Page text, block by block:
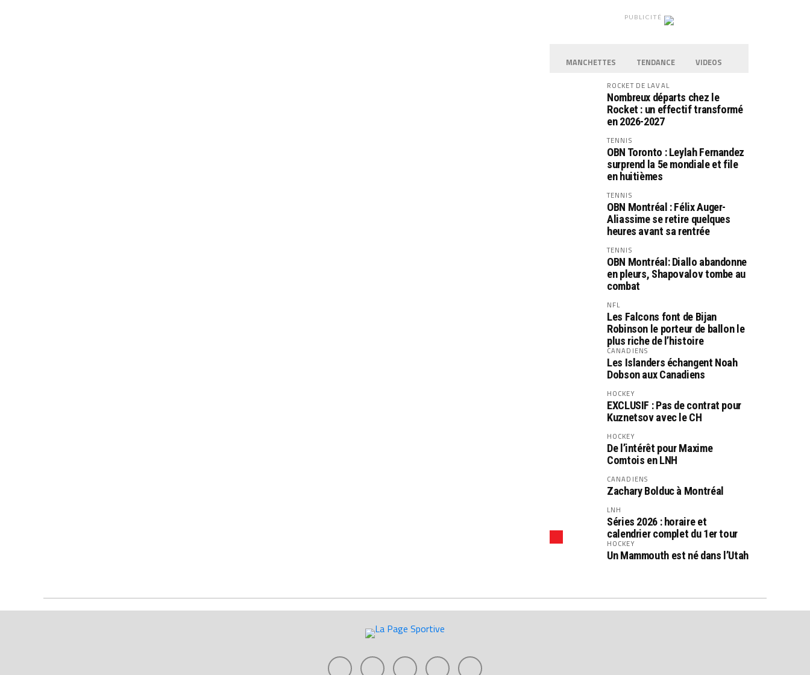
PUBLICITÉ
MANCHETTES TENDANCE VIDEOS
ROCKET DE LAVAL
Nombreux départs chez le
Rocket : un effectif transformé
en 2026-2027
TENNIS
OBN Toronto : Leylah Fernandez
surprend la 5e mondiale et file
en huitièmes
TENNIS
OBN Montréal : Félix Auger-
Aliassime se retire quelques
heures avant sa rentrée
TENNIS
OBN Montréal: Diallo abandonne
en pleurs, Shapovalov tombe au
combat
NFL
Les Falcons font de Bijan
Robinson le porteur de ballon le
plus riche de l’histoire
CANADIENS
Les Islanders échangent Noah
Dobson aux Canadiens
HOCKEY
EXCLUSIF : Pas de contrat pour
Kuznetsov avec le CH
HOCKEY
De l’intérêt pour Maxime
Comtois en LNH
CANADIENS
Zachary Bolduc à Montréal
LNH
Séries 2026 : horaire et
calendrier complet du 1er tour
HOCKEY
Un Mammouth est né dans l’Utah